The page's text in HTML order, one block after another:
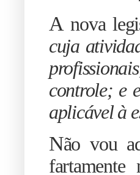
Anova
cuja
controle; e
aplicável à
Não vou